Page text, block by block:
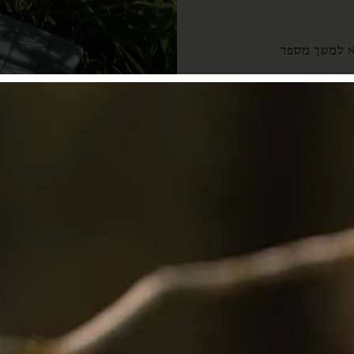
למשך מספר
באריזת